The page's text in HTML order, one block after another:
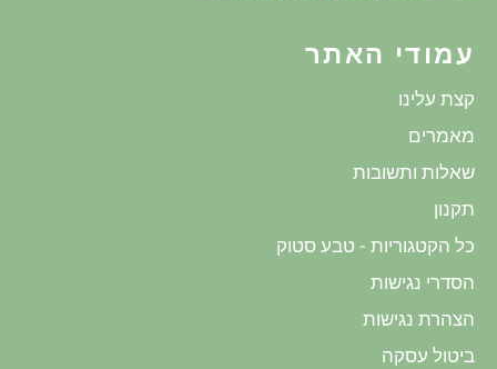
עמודי האתר
קצת עלינו
מאמרים
שאלות ותשובות
תקנון
כל הקטגוריות - טבע סטוק
הסדרי נגישות
הצהרת נגישות
ביטול עסקה